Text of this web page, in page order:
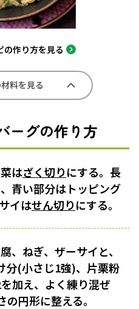
の作り方を見る
料を見る
ーグの作り方
はざく切りにする。長
青い部分はトッピング
イはせん切りにする。
、ねぎ、ザーサイと、
分(小さじ1強)、片栗粉
加え、よく練り混ぜ
円形に整える。